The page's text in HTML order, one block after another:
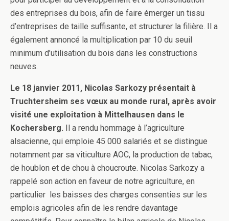
des entreprises du bois, afin de faire émerger un tissu
d’entreprises de taille suffisante, et structurer la filière. Il a
également annoncé la multiplication par 10 du seuil
minimum d’utilisation du bois dans les constructions
neuves.
Le 18 janvier 2011, Nicolas Sarkozy présentait à
Truchtersheim ses vœux au monde rural, après avoir
visité une exploitation à Mittelhausen dans le
Kochersberg.
Il a rendu hommage à l’agriculture
alsacienne, qui emploie 45 000 salariés et se distingue
notamment par sa viticulture AOC, la production de tabac,
de houblon et de chou à choucroute. Nicolas Sarkozy a
rappelé son action en faveur de notre agriculture, en
particulier les baisses des charges consenties sur les
emplois agricoles afin de les rendre davantage